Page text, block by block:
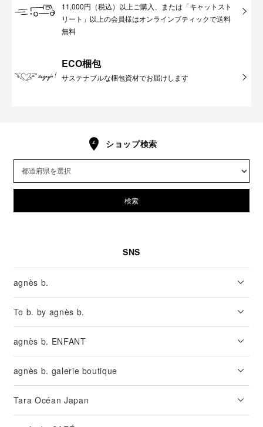
11,000円（税込）以上ご購入、または「キャットスト
リート」以上の会員様はオンラインブティックで送料
無料
ECO梱包
サステナブルな梱包資材でお届けします
ショップ検索
検索
SNS
agnès b.
To b. by agnès b.
agnès b. ENFANT
agnès b. galerie boutique
Tara Océan Japan